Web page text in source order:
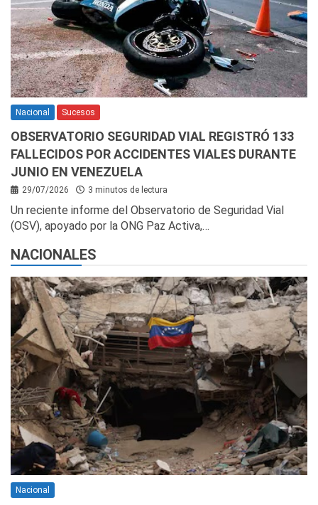
Nacional Sucesos
OBSERVATORIO SEGURIDAD VIAL REGISTRÓ 133
FALLECIDOS POR ACCIDENTES VIALES DURANTE
JUNIO EN VENEZUELA
29/07/2026 3 minutos de lectura
Un reciente informe del Observatorio de Seguridad Vial
(OSV), apoyado por la ONG Paz Activa,…
NACIONALES
Nacional